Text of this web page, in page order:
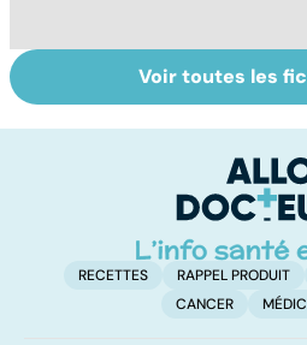
Tout savoir sur le
cerveau
Voir toutes les
RECETTES RAPPEL PRODUIT
CANCER